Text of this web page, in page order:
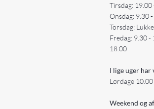
Tirsdag: 19.00
Onsdag: 9.30
Torsdag:
Fredag: 9.30 -
18.00
I lige uger har
Lørdage
Weekend og